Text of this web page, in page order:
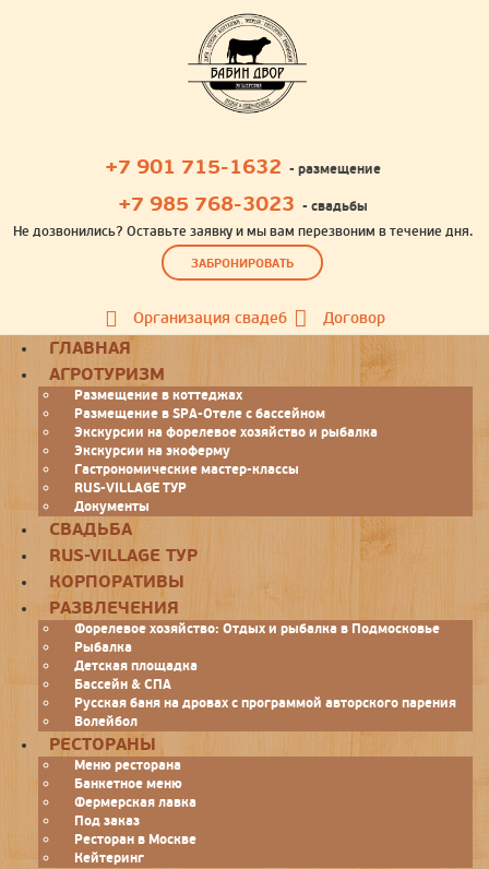
+7 901 715-1632 - размещение
+7 985 768-3023 - свадьбы
Не дозвонились? Оставьте заявку и мы вам перезвоним в течение дня.
ЗАБРОНИРОВАТЬ
Организация свадеб Договор
Toggle
ГЛАВНАЯ
АГРОТУРИЗМ
Размещение в коттеджах
Размещение в SPA-Отеле с бассейном
Экскурсии на форелевое хозяйство и рыбалка
Экскурсии на экоферму
Гастрономические мастер-классы
RUS-VILLAGE ТУР
Документы
СВАДЬБА
RUS-VILLAGE ТУР
КОРПОРАТИВЫ
РАЗВЛЕЧЕНИЯ
Форелевое хозяйство: Отдых и рыбалка в Подмосковье
Рыбалка
Детская площадка
Бассейн & СПА
Русская баня на дровах с программой авторского парения
Волейбол
РЕСТОРАНЫ
Меню ресторана
Банкетное меню
Фермерская лавка
Под заказ
Ресторан в Москве
Кейтеринг